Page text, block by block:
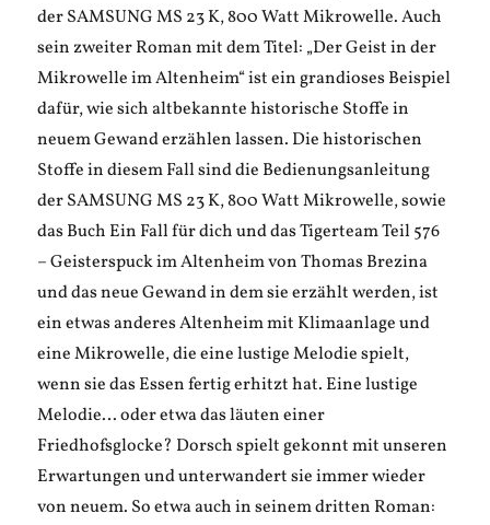
der SAMSUNG MS 23 K, 800 Watt Mikrowelle. Auch
sein zweiter Roman mit dem Titel: „Der Geist in der
Mikrowelle im Altenheim“ ist ein grandioses Beispiel
dafür, wie sich altbekannte historische Stoffe in
neuem Gewand erzählen lassen. Die historischen
Stoffe in diesem Fall sind die Bedienungsanleitung
der SAMSUNG MS 23 K, 800 Watt Mikrowelle, sowie
das Buch Ein Fall für dich und das Tigerteam Teil 576
– Geisterspuck im Altenheim von Thomas Brezina
und das neue Gewand in dem sie erzählt werden, ist
ein etwas anderes Altenheim mit Klimaanlage und
eine Mikrowelle, die eine lustige Melodie spielt,
wenn sie das Essen fertig erhitzt hat. Eine lustige
Melodie… oder etwa das läuten einer
Friedhofsglocke? Dorsch spielt gekonnt mit unseren
Erwartungen und unterwandert sie immer wieder
von neuem. So etwa auch in seinem dritten Roman: